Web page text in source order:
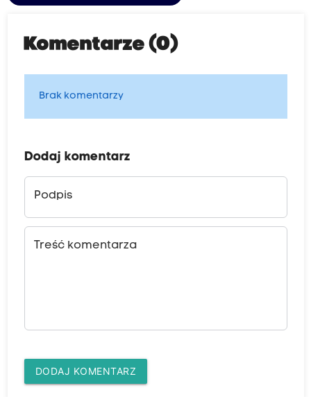
Komentarze (0)
Brak komentarzy
Dodaj komentarz
Podpis
Treść komentarza
DODAJ KOMENTARZ